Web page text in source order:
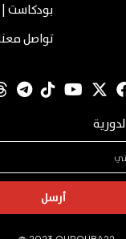
بودكاست
تواصل
أرسل